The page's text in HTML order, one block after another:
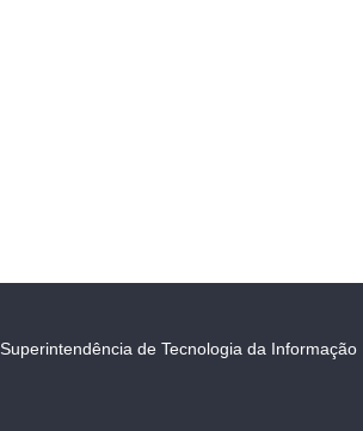
Superintendência de Tecnologia da Informação